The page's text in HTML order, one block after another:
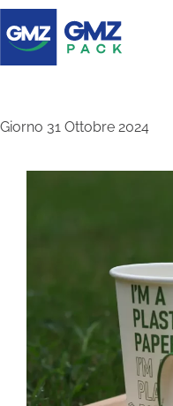
Giorno 31 Ottobre 2024